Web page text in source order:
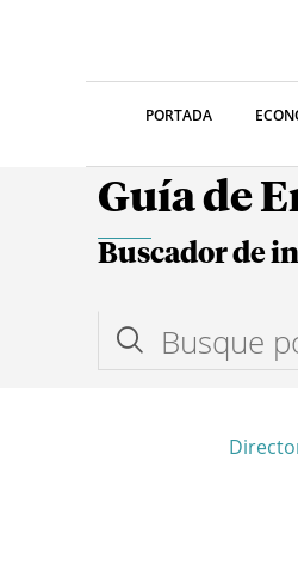
PORTADA
Guía de
Buscador de